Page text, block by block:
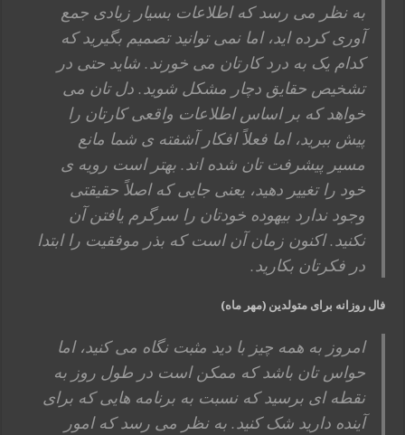
به نظر می رسد که اطلاعات بسیار زیادی جمع
آوری کرده اید، اما نمی توانید تصمیم بگیرید که
کدام یک به درد کارتان می خورند. شاید حتی در
تشخیص حقایق دچار مشکل شوید. دل تان می
خواهد که بر اساس اطلاعات واقعی کارتان را
پیش ببرید، اما فعلاً افکار آشفته ی شما مانع
مسیر پیشرفت تان شده اند. بهتر است رویه ی
خود را تغییر دهید، یعنی جایی که اصلاً حقیقتی
وجود ندارد بیهوده خودتان را سرگرم یافتن آن
نکنید. اکنون زمان آن است که بذر موفقیت را ابتدا
در فکرتان بکارید.
فال روزانه برای متولدین (مهر ماه)
امروز به همه چیز با دید مثبت نگاه می کنید، اما
حواس تان باشد که ممکن است در طول روز به
نقطه ای برسید که نسبت به برنامه هایی که برای
آینده دارید شک کنید. به نظر می رسد که امور